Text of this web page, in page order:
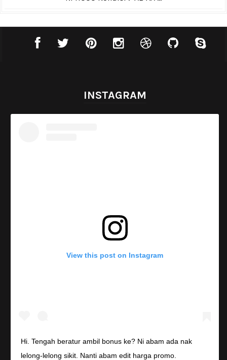
INSTAGRAM
View this post on Instagram
Hi. Tengah beratur ambil bonus ke? Ni abam ada nak
lelong-lelong sikit. Nanti abam edit harga promo.